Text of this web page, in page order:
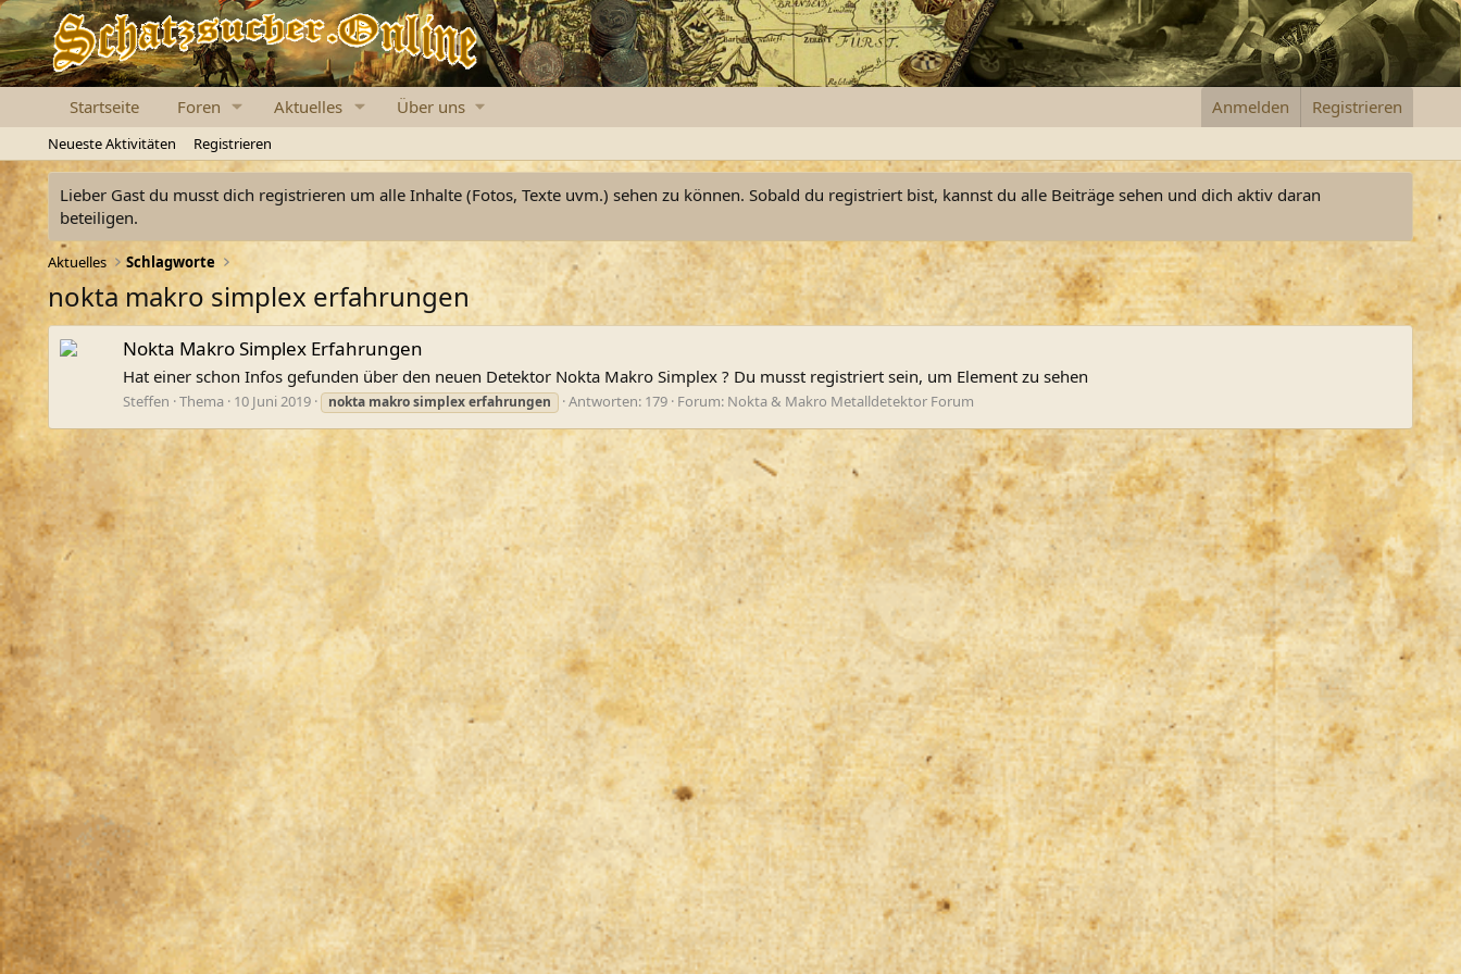
Startseite Foren Aktuelles Über uns Anmelden Registrieren
Neueste Aktivitäten Registrieren
Lieber Gast du musst dich registrieren um alle Inhalte (Fotos, Texte uvm.) sehen zu können. Sobald du registriert bist, kannst du alle Beiträge sehen und dich aktiv daran
beteiligen.
Aktuelles Schlagworte
nokta makro simplex erfahrungen
Nokta Makro Simplex Erfahrungen
Hat einer schon Infos gefunden über den neuen Detektor Nokta Makro Simplex ? Du musst registriert sein, um Element zu sehen
Steffen Thema 10 Juni 2019 nokta makro simplex erfahrungen Antworten: 179 Forum: Nokta & Makro Metalldetektor Forum